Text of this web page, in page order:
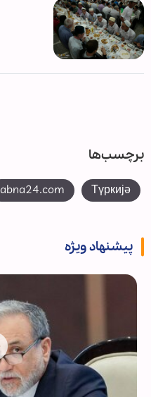
برچسب‌ها
Түркијә
abna24.com
پیشنهاد ویژه